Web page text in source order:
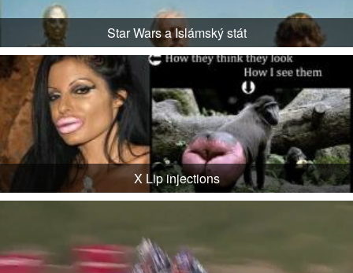
Star Wars a Islámský stát
X Lip injections